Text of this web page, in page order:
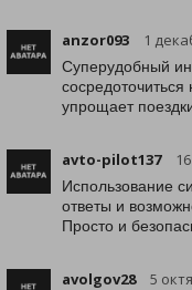
anzor093 1
Суперудобный
упрощает
avto-pilot137
Использование
ответы и
Просто и
avolgov28 5